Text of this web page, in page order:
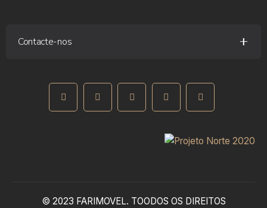
Contacte-nos
+351 255 776 994
geral@farimovel.pt
© 2023 FARIMOVEL. TOODOS OS DIREITOS